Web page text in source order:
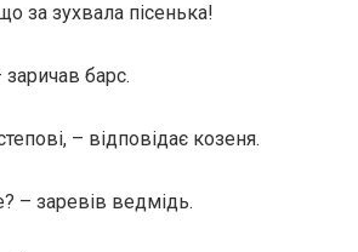
за зухвала пісенька!
заричав барс.
– відповідає козеня.
– заревів ведмідь.